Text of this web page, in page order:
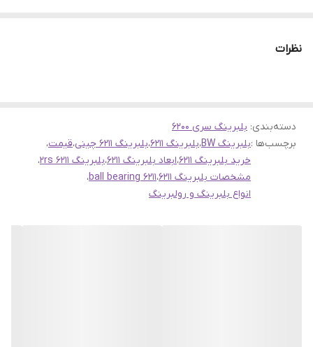
فروشگاه اینترنتی سهند بلبرینگ،فروش اینترنتی انواع بلبرینگ و
نظرات
دسته‌بندی: بلبرینگ سری 6200
برچسب‌ها :بلبرینگ BW ،بلبرینگ 6211 ،بلبرینگ 6211 چینی ،قیمت،
خرید بلبرینگ 6211
،ابعاد بلبرینگ 6211 ،بلبرینگ 6211 2rs
،
مشخصات بلبرینگ 6211
،ball bearing 6211،
انواع بلبرینگ و رولبرینگ